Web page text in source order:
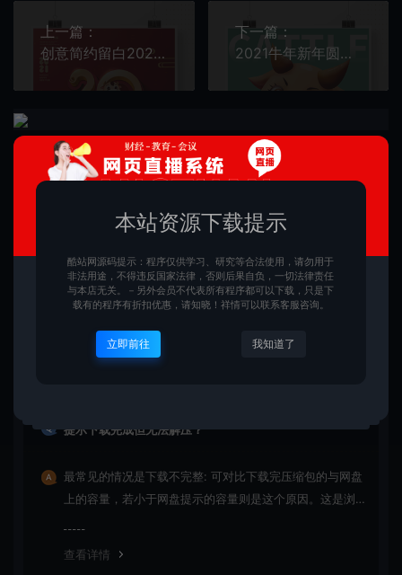
上一篇：
创意简约留白2021新年快乐海报
下一篇：
2021牛年新年圆润3D风牛元素海报
常见问题
免费下载或者VIP会员专享资源能否直接商用？
本站所有资源版权均属于原作者所有，这里所提供资源均
只能用于参考学习用，请勿直接商用。若由于商用引起版
查看详情
提示下载完成但无法解压？
最常见的情况是下载不完整: 可对比下载完压缩包的与网盘
上的容量，若小于网盘提示的容量则是这个原因。这是浏
查看详情
本站资源下载提示
酷站网源码提示：程序仅供学习、研究等合法使用，请勿用于
非法用途，不得违反国家法律，否则后果自负，一切法律责任
与本店无关。－另外会员不代表所有程序都可以下载，只是下
载有的程序有折扣优惠，请知晓！祥情可以联系客服咨询。
立即前往 我知道了